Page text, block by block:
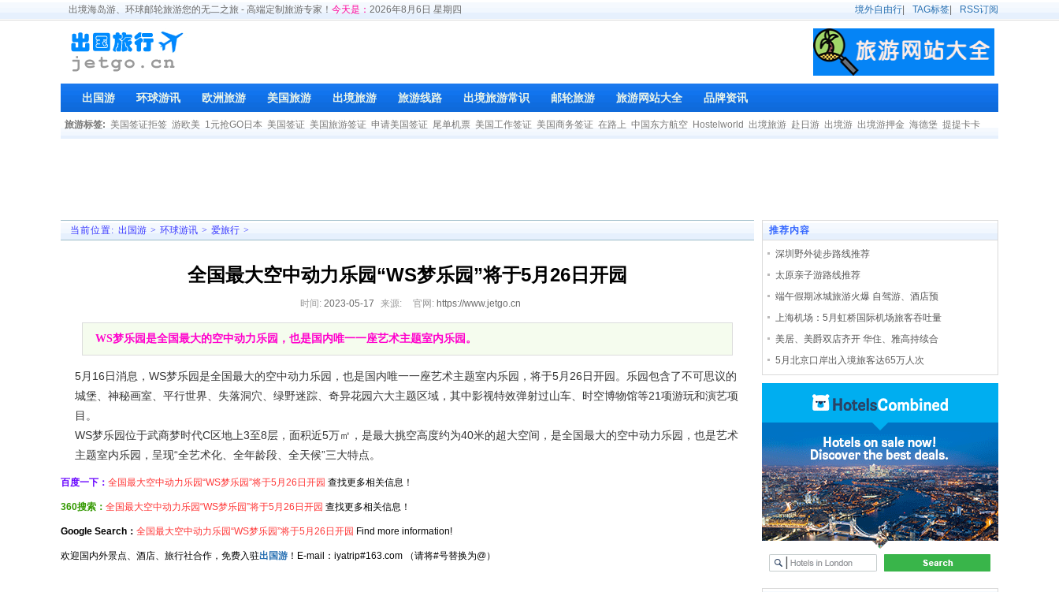
出境海岛游、环球邮轮旅游您的无二之旅 - 高端定制旅游专家！ 今天是： 2026年8月6日 星期四 境外自由行 TAG标签 RSS订阅
出国游 环球游讯 欧洲旅游 美国旅游 出境旅游 旅游线路 出境旅游常识 邮轮旅游 旅游网站大全 品牌资讯
旅游标签: 美国签证拒签 游欧美 1元抢GO日本 美国签证 美国旅游签证 申请美国签证 尾单机票 美国工作签证 美国商务签证 在路上 中国东方航空 Hostelworld 出境旅游 赴日游 出境游 出境游押金 海德堡 提提卡卡
当前位置: 出国游 > 环球游讯 > 爱旅行 >
全国最大空中动力乐园“WS梦乐园”将于5月26日开园
时间: 2023-05-17 来源: 官网: https://www.jetgo.cn
WS梦乐园是全国最大的空中动力乐园，也是国内唯一一座艺术主题室内乐园。
5月16日消息，WS梦乐园是全国最大的空中动力乐园，也是国内唯一一座艺术主题室内乐园，将于5月26日开园。乐园包含了不可思议的
城堡、神秘画室、平行世界、失落洞穴、绿野迷踪、奇异花园六大主题区域，其中影视特效弹射过山车、时空博物馆等21项游玩和演艺项
目。
WS梦乐园位于武商梦时代C区地上3至8层，面积近5万㎡，是最大挑空高度约为40米的超大空间，是全国最大的空中动力乐园，也是艺术
主题室内乐园，呈现“全艺术化、全年龄段、全天候”三大特点。
百度一下： 全国最大空中动力乐园“WS梦乐园”将于5月26日开园 查找更多相关信息！
360搜索： 全国最大空中动力乐园“WS梦乐园”将于5月26日开园 查找更多相关信息！
Google Search： 全国最大空中动力乐园“WS梦乐园”将于5月26日开园 Find more information!
欢迎国内外景点、酒店、旅行社合作，免费入驻出国游 ！E-mail：iyatrip#163.com （请将#号替换为@）
推荐内容
深圳野外徒步路线推荐
太原亲子游路线推荐
端午假期冰城旅游火爆 自驾游、酒店预
上海机场：5月虹桥国际机场旅客吞吐量
美居、美爵双店齐开 华住、雅高持续合
5月北京口岸出入境旅客达65万人次